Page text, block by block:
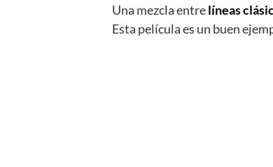
Una mezcla entrelíneas
Esta película es un buen